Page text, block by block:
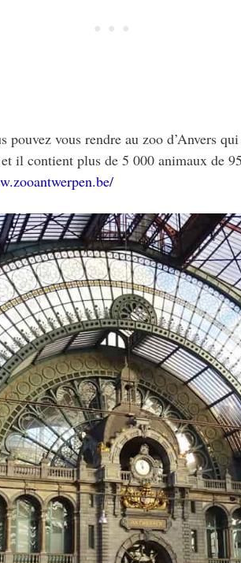
pouvez vous rendre au zoo d’Anvers
il contient plus de 5 000 animaux de